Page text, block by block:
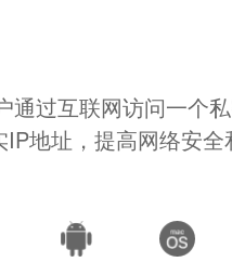
通过互联网访问一个
地址，提高网络安全